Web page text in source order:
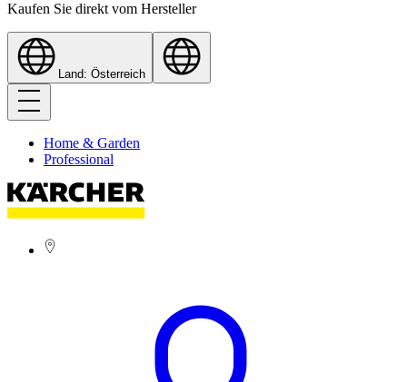
Kaufen Sie direkt vom Hersteller
Land: Österreich
Home & Garden
Professional